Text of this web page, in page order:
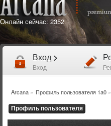
Онлайн сейчас: 2352
Вход >
Вход
Arcana» Профиль пользователя 1a0 »
Профиль пользователя